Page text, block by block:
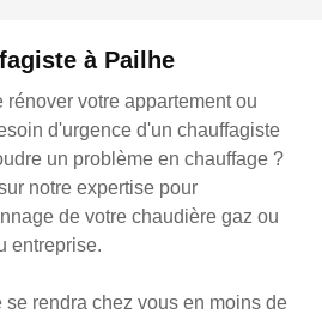
à Pailhe
votre appartement ou
d'urgence d'un chauffagiste
un problème en chauffage ?
notre expertise pour
de votre chaudière gaz ou
entreprise.
rendra chez vous en moins de